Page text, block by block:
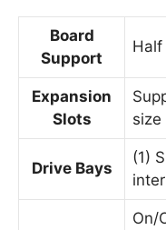
Board
Support
Half
Expansion
Slots
size
Drive Bays
(1)
On/